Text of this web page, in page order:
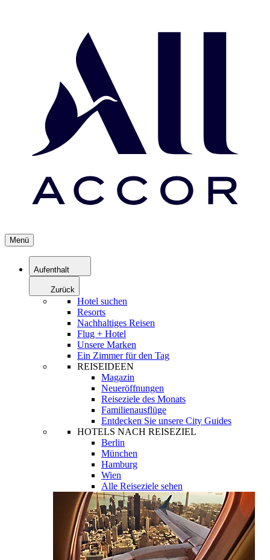
Menü
Aufenthalt
Zurück
Hotel suchen
Resorts
Nachhaltiges Reisen
Flug + Hotel
Unsere Marken
Ein Zimmer für den Tag
REISEIDEEN
Magazin
Neueröffnungen
Reiseziele des Monats
Familienausflüge
Entdecken Sie unsere City Guides
HOTELS NACH REISEZIEL
Berlin
München
Hamburg
Wien
Alle Reiseziele sehen